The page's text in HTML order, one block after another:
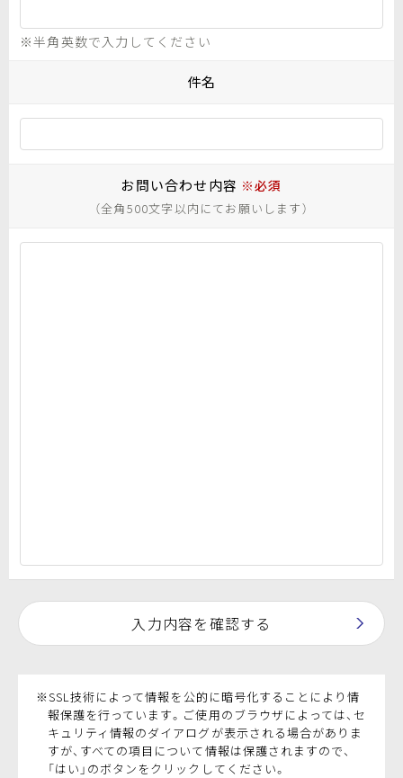
※半角英数で入力してください
件名
お問い合わせ内容 ※必須
（全角500文字以内にてお願いします）
入力内容を確認する
※SSL技術によって情報を公的に暗号化することにより情
報保護を行っています。ご使用のブラウザによっては、セ
キュリティ情報のダイアログが表示される場合がありま
すが、すべての項目について情報は保護されますので、
「はい」のボタンをクリックしてください。